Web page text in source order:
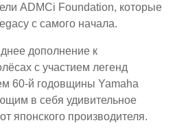
ADMCi Foundation, которые
с самого начала.
дополнение к
с участием легенд
60-й годовщины Yamaha
в себя удивительное
японского производителя.